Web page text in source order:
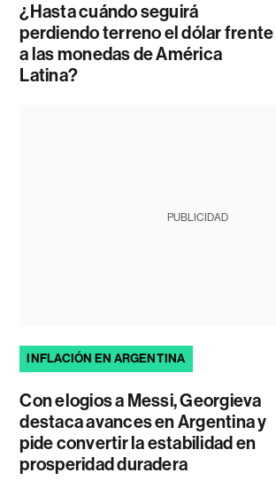
¿Hasta cuándo seguirá
perdiendo terreno el dólar frente
a las monedas de América
Latina?
PUBLICIDAD
INFLACIÓN EN ARGENTINA
Con elogios a Messi, Georgieva
destaca avances en Argentina y
pide convertir la estabilidad en
prosperidad duradera